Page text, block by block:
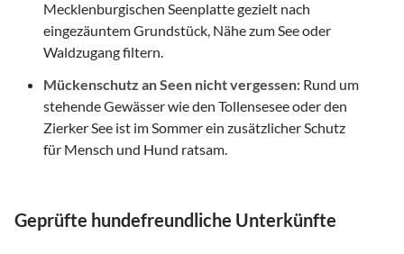
Mecklenburgischen Seenplatte gezielt nach
eingezäuntem Grundstück, Nähe zum See oder
Waldzugang filtern.
Mückenschutz an Seen nicht vergessen: Rund um
stehende Gewässer wie den Tollensesee oder den
Zierker See ist im Sommer ein zusätzlicher Schutz
für Mensch und Hund ratsam.
Geprüfte hundefreundliche Unterkünfte